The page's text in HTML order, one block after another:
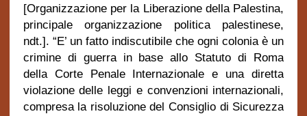
[Organizzazione per la Liberazione della Palestina,
principale organizzazione politica palestinese,
ndt.]. “E’ un fatto indiscutibile che ogni colonia è un
crimine di guerra in base allo Statuto di Roma
della Corte Penale Internazionale e una diretta
violazione delle leggi e convenzioni internazionali,
compresa la risoluzione del Consiglio di Sicurezza